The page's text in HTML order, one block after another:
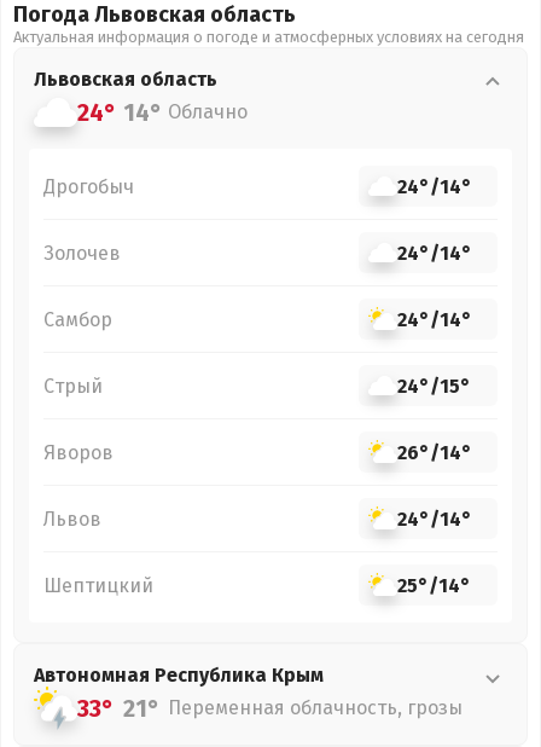
Погода Львовская область
Актуальная информация о погоде и атмосферных условиях на сегодня
Львовская область
24° 14° Облачно
Дрогобыч 24°/14°
Золочев 24°/14°
Самбор 24°/14°
Стрый 24°/15°
Яворов 26°/14°
Львов 24°/14°
Шептицкий 25°/14°
Автономная Республика Крым
33° 21° Переменная облачность, грозы